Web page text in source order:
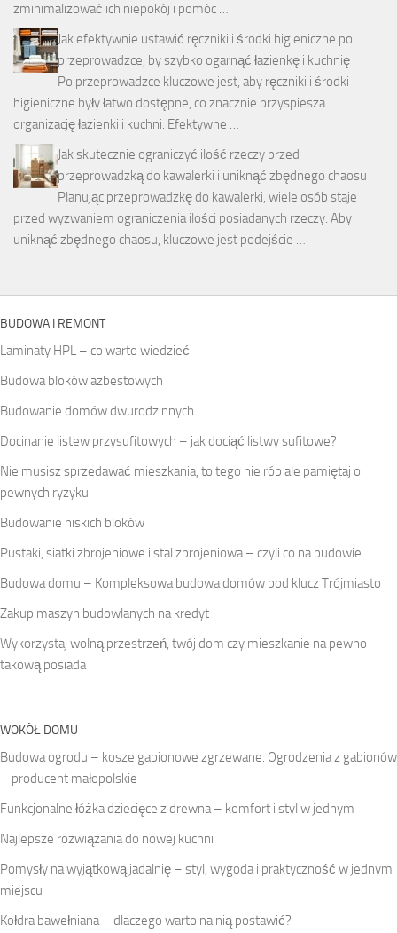
zminimalizować ich niepokój i pomóc …
Jak efektywnie ustawić ręczniki i środki higieniczne po
przeprowadzce, by szybko ogarnąć łazienkę i kuchnię
Po przeprowadzce kluczowe jest, aby ręczniki i środki
higieniczne były łatwo dostępne, co znacznie przyspiesza
organizację łazienki i kuchni. Efektywne …
Jak skutecznie ograniczyć ilość rzeczy przed
przeprowadzką do kawalerki i uniknąć zbędnego chaosu
Planując przeprowadzkę do kawalerki, wiele osób staje
przed wyzwaniem ograniczenia ilości posiadanych rzeczy. Aby
uniknąć zbędnego chaosu, kluczowe jest podejście …
BUDOWA I REMONT
Laminaty HPL – co warto wiedzieć
Budowa bloków azbestowych
Budowanie domów dwurodzinnych
Docinanie listew przysufitowych – jak dociąć listwy sufitowe?
Nie musisz sprzedawać mieszkania, to tego nie rób ale pamiętaj o
pewnych ryzyku
Budowanie niskich bloków
Pustaki, siatki zbrojeniowe i stal zbrojeniowa – czyli co na budowie.
Budowa domu – Kompleksowa budowa domów pod klucz Trójmiasto
Zakup maszyn budowlanych na kredyt
Wykorzystaj wolną przestrzeń, twój dom czy mieszkanie na pewno
takową posiada
WOKÓŁ DOMU
Budowa ogrodu – kosze gabionowe zgrzewane. Ogrodzenia z gabionów
– producent małopolskie
Funkcjonalne łóżka dziecięce z drewna – komfort i styl w jednym
Najlepsze rozwiązania do nowej kuchni
Pomysły na wyjątkową jadalnię – styl, wygoda i praktyczność w jednym
miejscu
Kołdra bawełniana – dlaczego warto na nią postawić?